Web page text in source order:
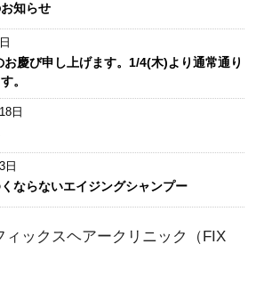
知らせ
慶び申し上げます。1/4(木)より通常通り
。
日
日
ならないエイジングシャンプー
ィックスヘアークリニック（FIX